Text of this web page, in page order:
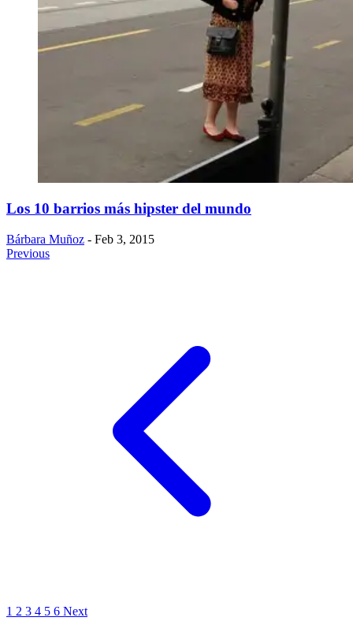
Los 10 barrios más hipster del mundo
Bárbara Muñoz - Feb 3, 2015
Previous
1 2 3 4 5 6 Next